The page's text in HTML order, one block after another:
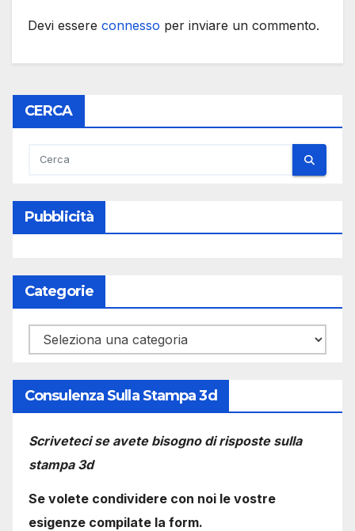
Devi essere connesso per inviare un commento.
CERCA
Pubblicità
Categorie
Categorie
Consulenza Sulla Stampa 3d
Scriveteci se avete bisogno di risposte sulla
stampa 3d
Se volete condividere con noi le vostre
esigenze compilate la form.